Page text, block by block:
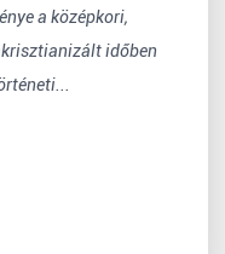
a középkori,
időben